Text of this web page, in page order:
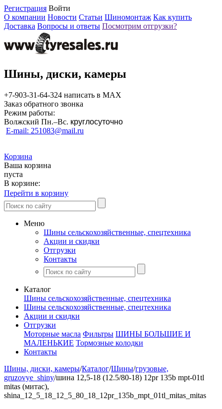
Регистрация Войти
О компании Новости Статьи Шиномонтаж Как купить
Доставка Вопросы и ответы Посмотрим отгрузки?
Шины, диски, камеры
+7-903-31-64-324 написать в MAX
Заказ обратного звонка
Режим работы:
Волжский Пн.–Вс. круглосуточно
E-mail: 251083@mail.ru
Корзина
Ваша корзина
пуста
В корзине:
Перейти в корзину
Меню
Шины сельскохозяйственные, спецтехника
Акции и скидки
Отгрузки
Контакты
Каталог
Шины сельскохозяйственные, спецтехника
Шины сельскохозяйственные, спецтехника
Акции и скидки
Отгрузки
Моторные масла Фильтры ШИНЫ БОЛЬШИЕ И
МАЛЕНЬКИЕ Тормозные колодки
Контакты
Шины, диски, камеры/Каталог/Шины/грузовые,
gruzovye_shiny/шина 12,5-18 (12.5/80-18) 12pr 135b mpt-01tl
mitas (митас),
shina_12_5_18_12_5_80_18_12pr_135b_mpt_01tl_mitas_mitas